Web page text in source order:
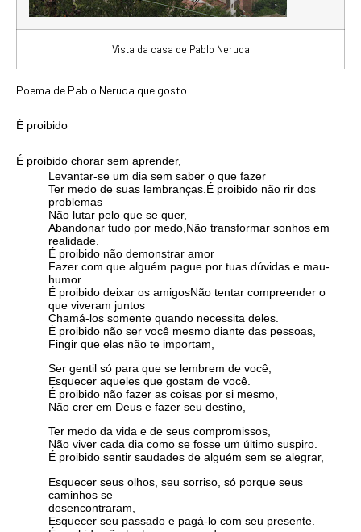
Vista da casa de Pablo Neruda
Poema de Pablo Neruda que gosto:
É proibido
É proibido chorar sem aprender,
Levantar-se um dia sem saber o que fazer
Ter medo de suas lembranças.É proibido não rir dos
problemas
Não lutar pelo que se quer,
Abandonar tudo por medo,Não transformar sonhos em
realidade.
É proibido não demonstrar amor
Fazer com que alguém pague por tuas dúvidas e mau-
humor.
É proibido deixar os amigosNão tentar compreender o
que viveram juntos
Chamá-los somente quando necessita deles.
É proibido não ser você mesmo diante das pessoas,
Fingir que elas não te importam,
Ser gentil só para que se lembrem de você,
Esquecer aqueles que gostam de você.
É proibido não fazer as coisas por si mesmo,
Não crer em Deus e fazer seu destino,
Ter medo da vida e de seus compromissos,
Não viver cada dia como se fosse um último suspiro.
É proibido sentir saudades de alguém sem se alegrar,
Esquecer seus olhos, seu sorriso, só porque seus
caminhos se
desencontraram,
Esquecer seu passado e pagá-lo com seu presente.